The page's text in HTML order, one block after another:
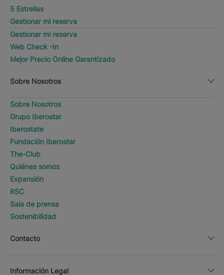
5 Estrellas
Gestionar mi reserva
Gestionar mi reserva
Web Check -In
Mejor Precio Online Garantizado
Sobre Nosotros
Sobre Nosotros
Grupo Iberostar
Iberostate
Fundación Iberostar
The-Club
Quiénes somos
Expansión
RSC
Sala de prensa
Sostenibilidad
Contacto
Información Legal